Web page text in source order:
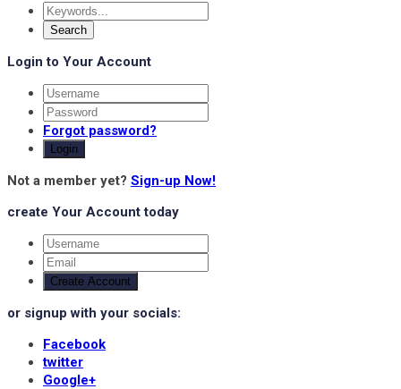
Login to Your Account
Forgot password?
Login
Not a member yet? Sign-up Now!
create Your Account today
Create Account
or signup with your socials:
Facebook
twitter
Google+